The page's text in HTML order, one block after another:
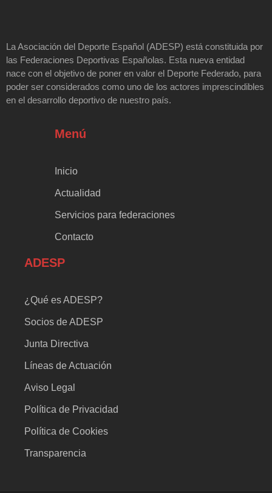
La Asociación del Deporte Español (ADESP) está constituida por
las Federaciones Deportivas Españolas. Esta nueva entidad
nace con el objetivo de poner en valor el Deporte Federado, para
poder ser considerados como uno de los actores imprescindibles
en el desarrollo deportivo de nuestro país.
Menú
Inicio
Actualidad
Servicios para federaciones
Contacto
ADESP
¿Qué es ADESP?
Socios de ADESP
Junta Directiva
Líneas de Actuación
Aviso Legal
Política de Privacidad
Política de Cookies
Transparencia